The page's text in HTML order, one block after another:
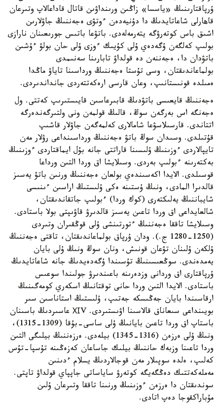
ۇرپاقتارىنىڭ «ياسسا» زاڭىن ورىنداۋىن قاتال قاداعالاپ وتىرعان
قاهارلى شاعاتايدىڭ دا دۇنيەدەن ءوتۋى ەجەننىڭ جاۋلارىن
اشىق باس كوتەرۋگە يتەرمەلەدى. باتۋعا باتىس جورىعىنان نارازى
بولىپ كەلگەن ۇگەدەي ۇلى كۇيىك ءوزى ۇلى حان بولۋ ءۇشىن
باتۋدان دا، ەجەننەن دە قولداۋ تابارىنا سەنىمدى
بولماعاندىقتان، وسى تۇستا ەجەننىڭ ورداسىنا تاياۋ ماڭدا
ەمىلدە قونىستانىپ، وعان قارسى ارەكەتتەردى جانداندىردى.
ەجەننىڭ قايعىسى باتۋدىڭ قابىرعاسىن قايىستىرىپ كەتتى. ول
ەجەنگە اس بەرگەن سوڭ، قالىڭ قولمەن ونى ولتىرگەندەرگە
اتتاندى. قارسىلاسۋعا شامالارى كەلمەگەن جاۋلار قاشىپ
قۇتىلدى. وسىدان سوڭ باتۋ ەجەننىڭ ورداسىنداعى رۋلار مەن
تايپالاردى ءوزىنىڭ ۇلىسىنا قاراتتى جانە بۇل ايماقتاردى ءوزىنىڭ
بەكتەرىنە ءبولىپ بەردى. وسىلايشا اق وردا التىن ورداعا
قوسىلدى. الايدا اكەسىندەي بولعان ەجەننىڭ ورنىن باتۋ يەسىز
قالدىرا المادى، ونىڭ ۇستىنە ەكى ۇلىستىڭ اراسىن ءىنىسى
شايباننىڭ يەلىكتەرى (كوك وردا) ءبولىپ جاتقاندىقتان،
شالعايداعى اق وردا تاعىن يەسىز قالدىرۋ قاۋىپتى بولا باستادى.
وسىلايشا تاققا ەجەننىڭ ءتورتىنشى ۇلى قوڭقىران وتىردى
(1250-1280 ج.). ودان ۇرپاق بولماعاندىقتان، تاقتى ەجەننىڭ
ۇلكەن ۇلىنان تۋعان قونىش، ونان سوڭ ونىڭ ۇلى بايان
يەمدەندى. سوڭعىسىنىڭ تۇسىندا ۇگەدەيدىڭ جانە شاعاتايدىڭ
ۇرپاقتارى اق وردانى وزدەرىنە باعىندىرۋ جولىندا سوعىس
باستادى. الايدا التىن وردا حانى توقتانىڭ اسكەري كومەگىنىڭ
ارقاسىندا بايان جەڭىسكە جەتىپ، ۇلىستىڭ استاناسىن سىر
بويىنداعى سىعاناق قالاسىنا اۋىستىردى. ХІV عاسىردىڭ باسىنان
باستاپ اق وردا تاعىن بايانىڭ ۇلى ساسى-بۇقا (1309-1315)،
ونىڭ ۇلى ەرزەن (1316-1345) بيلەدى. ەرزەننىڭ بيلىگى التىن
وردا تاعىنا وزبەك حاننىڭ بيلىك جاساعان كەزەڭىنە تۇسپا-تۇس
كەلىپ، ەلدە سوپىلار مەن قوجالاردىڭ يسلام ءدىنىن
مەملەكەتتىك دەڭگەيگە كوتەرۋ ساياساتى جاپپاي قولداۋ تاپتى.
سوندىقتان دا ەرزەن ءوزىنىڭ ورنىنا تاققا وتىرعان ۇلىن
مۇباراكقوجا دەپ اتادى.